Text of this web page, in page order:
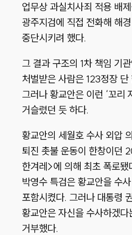
업무상 과실치사죄 적용 배
광주지검에 직접 전화해 해
중단시키려 했다.
그 결과 구조의 1차 책임 기
처벌받은 사람은 123정장
그러나 황교안은 이런 ‘꼬리
거슬렸던 듯 하다.
황교안의 세월호 수사 외압
퇴진 촛불 운동이 한창이던
한겨레>에 의해 최초 폭로됐
박영수 특검은 황교안을 수
포함시켰다. 그러나 대통령
황교안은 자신을 수사하겠
거부했다.